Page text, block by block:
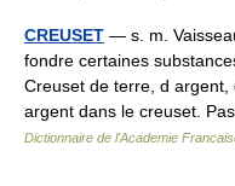
CREUSET — s. m.
fondre certaines
Creuset de terre, d
argent dans le creuset.
Dictionnaire de l'Academie